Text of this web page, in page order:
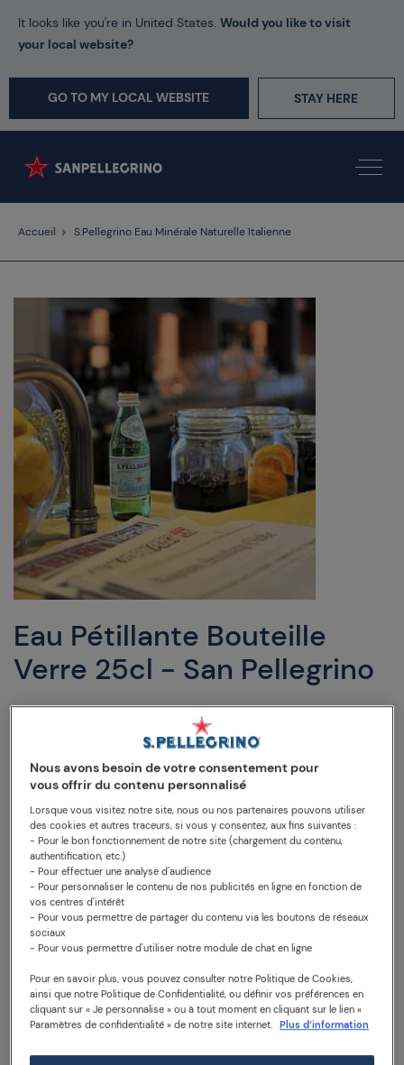
It looks like you're in United States. Would you like to visit
your local website?
GO TO MY LOCAL WEBSITE STAY HERE
Accueil S.Pellegrino Eau Minérale Naturelle Italienne
Eau Pétillante Bouteille
Verre 25cl - San Pellegrino
ANALYSE DE L'EAU
Bouteille en verre de 25 cl, la juste quantité pour se
rafraîchir à l’occasion d’un simple repas.
Bouteille en verre 25 cl
Suggéré pour vous
Nous avons besoin de votre consentement pour
vous offrir du contenu personnalisé
Lorsque vous visitez notre site, nous ou nos partenaires pouvons utiliser
des cookies et autres traceurs, si vous y consentez, aux fins suivantes :
- Pour le bon fonctionnement de notre site (chargement du contenu,
authentification, etc.)
- Pour effectuer une analyse d'audience
- Pour personnaliser le contenu de nos publicités en ligne en fonction de
vos centres d'intérêt
- Pour vous permettre de partager du contenu via les boutons de réseaux
sociaux
- Pour vous permettre d'utiliser notre module de chat en ligne
Pour en savoir plus, vous pouvez consulter notre Politique de Cookies,
ainsi que notre Politique de Confidentialité, ou définir vos préférences en
cliquant sur « Je personnalise » ou à tout moment en cliquant sur le lien «
Paramètres de confidentialité » de notre site internet. Plus d’information